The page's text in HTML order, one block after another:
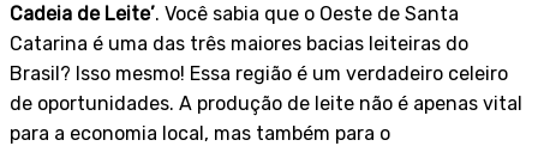
Cadeia de Leite’. Você sabia que o Oeste de Santa
Catarina é uma das três maiores bacias leiteiras do
Brasil? Isso mesmo! Essa região é um verdadeiro celeiro
de oportunidades. A produção de leite não é apenas vital
para a economia local, mas também para o